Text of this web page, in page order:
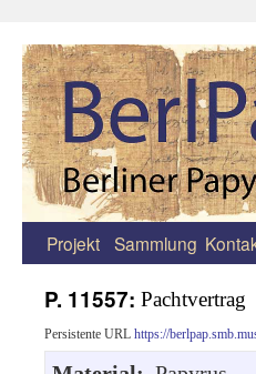
Zum
springen
Projekt Sammlung
P. 11557: Pachtvertrag
Persistente URL https://